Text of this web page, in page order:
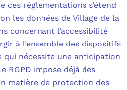
ces réglementations s’étend
les données de Village de la
concernant l’accessibilité
à l’ensemble des dispositifs
qui nécessite une anticipation
RGPD impose déjà des
matière de protection des